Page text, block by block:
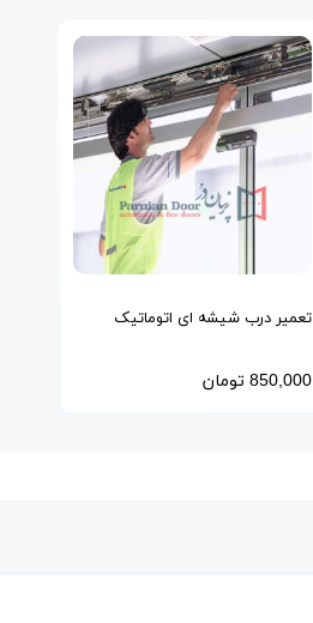
تعمیر درب شیشه ای اتوماتیک
کشویی و لولایی به صورت فوری
850,000 تومان